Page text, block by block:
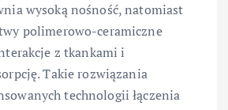
wysoką nośność, natomiast
polimerowo-ceramiczne
z tkankami i
Takie rozwiązania
technologii łączenia